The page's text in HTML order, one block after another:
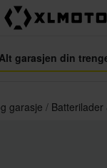
garasjen din
garasje Batterilader